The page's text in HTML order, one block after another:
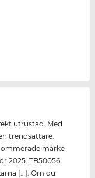
utrustad. Med
trendsättare.
märke
2025. TB50056
[…]. Om du